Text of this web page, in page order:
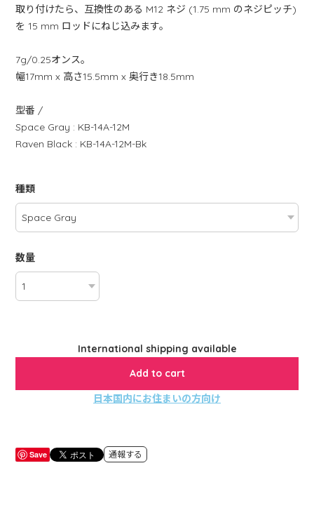
取り付けたら、互換性のある M12 ネジ (1.75 mm のネジピッチ)
を 15 mm ロッドにねじ込みます。
7g/0.25オンス。
幅17mm x 高さ15.5mm x 奥行き18.5mm
型番 /
Space Gray : KB-14A-12M
Raven Black : KB-14A-12M-Bk
種類
数量
International shipping available
Add to cart
日本国内にお住まいの方向け
Save 通報する